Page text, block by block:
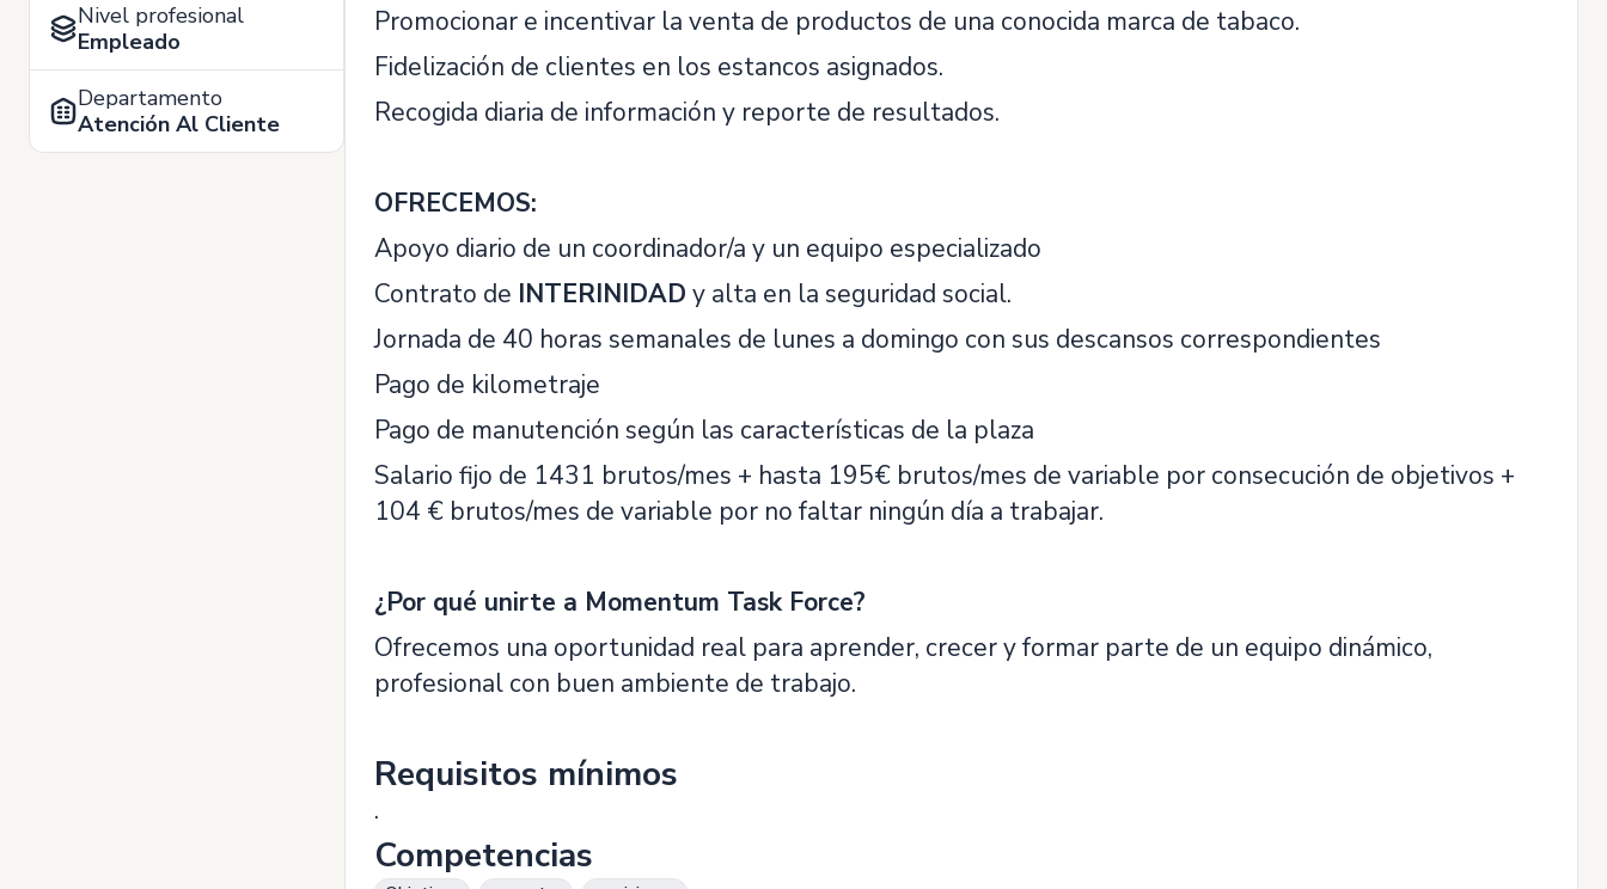
Nivel profesional
Empleado
Departamento
Atención Al Cliente
Promocionar e incentivar la venta de productos de una conocida marca de tabaco.
Fidelización de clientes en los estancos asignados.
Recogida diaria de información y reporte de resultados.
OFRECEMOS:
Apoyo diario de un coordinador/a y un equipo especializado
Contrato de INTERINIDAD y alta en la seguridad social.
Jornada de 40 horas semanales de lunes a domingo con sus descansos correspondientes
Pago de kilometraje
Pago de manutención según las características de la plaza
Salario fijo de 1431 brutos/mes + hasta 195€ brutos/mes de variable por consecución de objetivos +
104 € brutos/mes de variable por no faltar ningún día a trabajar.
¿Por qué unirte a Momentum Task Force?
Ofrecemos una oportunidad real para aprender, crecer y formar parte de un equipo dinámico,
profesional con buen ambiente de trabajo.
Requisitos mínimos
.
Competencias